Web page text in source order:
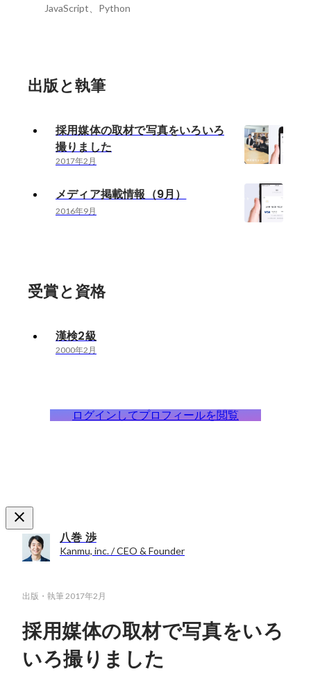
JavaScript、Python
出版と執筆
採用媒体の取材で写真をいろいろ
撮りました
2017年2月
メディア掲載情報（9月）
2016年9月
受賞と資格
漢検2級
2000年2月
ログインしてプロフィールを閲覧
八巻 渉
Kanmu, inc. / CEO & Founder
出版・執筆 2017年2月
採用媒体の取材で写真をいろ
いろ撮りました